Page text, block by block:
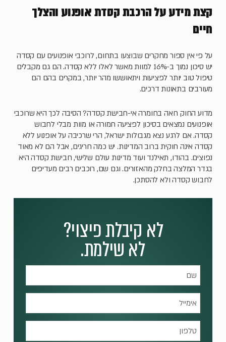
קצת מידע על הרכבת קסדת אופנוע והצלך
חיים
על פי אין ספור מחקרים שבוצעו בתחום, לרוכבי אופנועים עם קסדה
יש סיכון נמוך ב-16% למוות מאשר לאלו ללא קסדה. הם גם מקבלים
טיפול טוב יותר לפציעות ויתאוששו מהר יותר, במקרים בהם הם
מעורבים בתאונות דרכים.
מדוע החוק רואה בחומרה אי-חבישת קסדה? הסיבה לכך היא שרוכבי
אופנועים נמצאים בסיכון לפציעה חמורה או מוות מבלי לחבוש
קסדה. אם לרגע נצא מגבולות ישראל, הרי שרכיבה על אופנוע ללא
קסדה אינה חוקית ברוב המדינות. יש כמה חריגים, אבל הם לא מאוד
נפוצים. בהודו, תאילנד ועוד מדינות עולם שלישי, חבישת קסדה היא
בגדר המלצה בחלק מהאזורים. וגם שם, רוכבים רבים מעדיפים
לחבוש קסדה ולא להסתכן.
לא קיבלת פיצוי?
לא שילמת.